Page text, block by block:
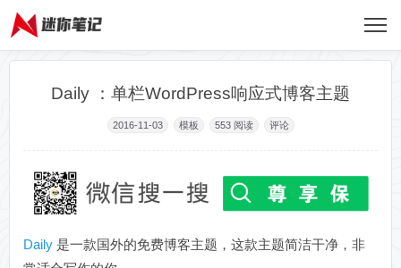
Daily ：单栏WordPress响应式博客主题
2016-11-03 模板 553 阅读 评论
Daily 是一款国外的免费博客主题，这款主题简洁干净，非